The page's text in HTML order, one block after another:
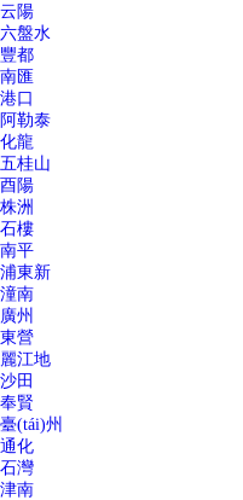
云陽
六盤水
豐都
南匯
港口
阿勒泰
化龍
五桂山
酉陽
株洲
石樓
南平
浦東新
潼南
廣州
東營
麗江地
沙田
奉賢
臺(tái)州
通化
石灣
津南